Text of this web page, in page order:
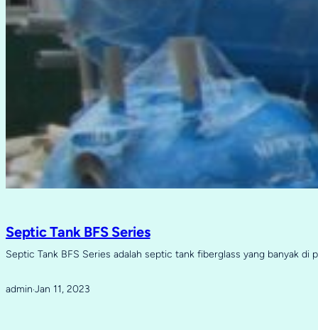
Septic Tank BFS Series
Septic Tank BFS Series adalah septic tank fiberglass yang banyak di
admin·Jan 11, 2023